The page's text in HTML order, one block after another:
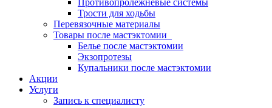
Противопролежневые системы
Трости для ходьбы
Перевязочные материалы
Товары после мастэктомии
Белье после мастэктомии
Экзопротезы
Купальники после мастэктомии
Акции
Услуги
Запись к специалисту